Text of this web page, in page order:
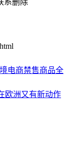
电商禁售商品全
欧洲又有新动作